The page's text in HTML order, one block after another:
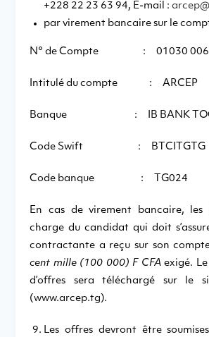
+228 22 23 63 94, E-mail :
par virement bancaire sur le
N° de Compte : 01030
Intitulé du compte : ARCEP
Banque : IB BANK
Code Swift : BTCITGTG
Code banque : TG024
En cas de virement bancaire,
charge du candidat qui doit
contractante a reçu sur son
cent mille (100 000) F CFAexigé. Le
d’offres sera téléchargé sur le
(www.arcep.tg).
Les offres devront être